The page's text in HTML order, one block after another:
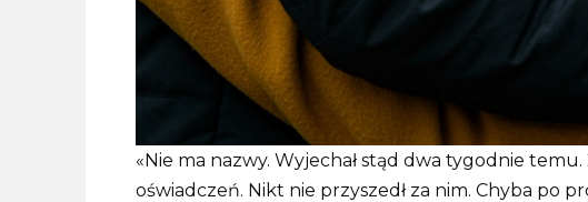
«Nie ma nazwy. Wyjechał stąd dwa tygodnie
oświadczeń. Nikt nie przyszedł za nim. Chyba po